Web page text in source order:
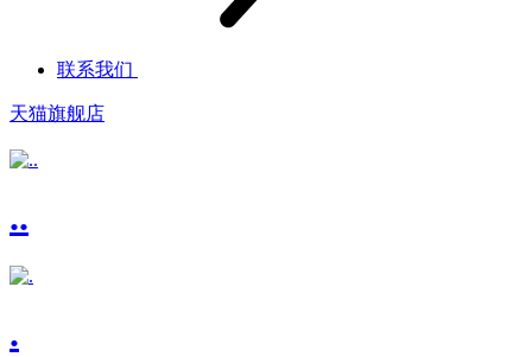
联系我们
天猫旗舰店
..
.